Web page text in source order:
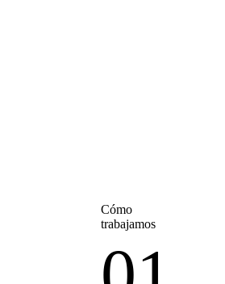
Cómo
trabajamos